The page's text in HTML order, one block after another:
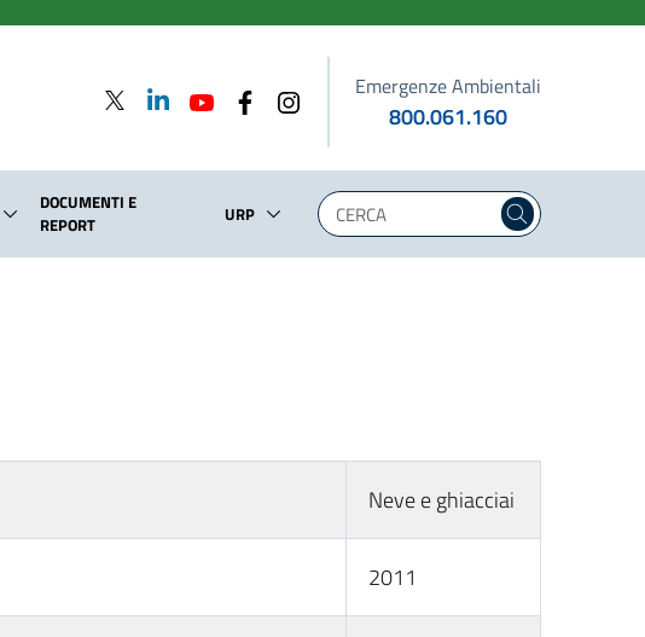
Emergenze Ambientali
800.061.160
DOCUMENTI E
REPORT
URP
Neve e ghiacciai
2011